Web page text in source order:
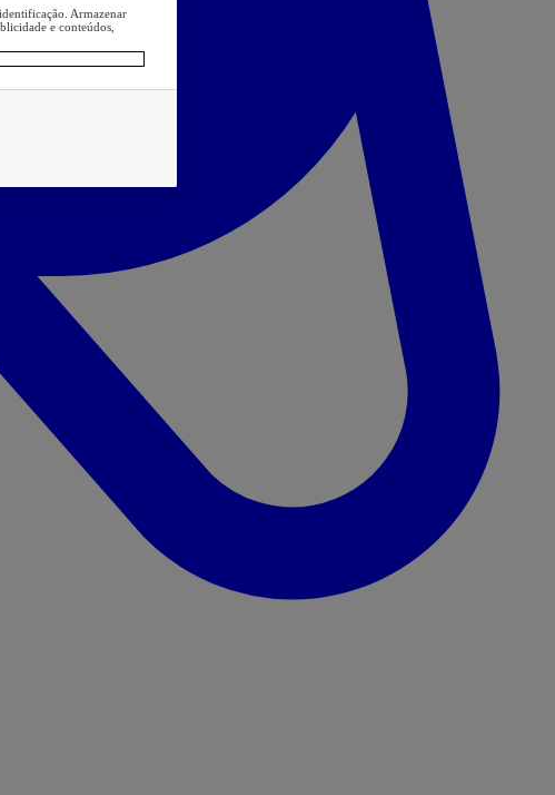
Armazenar
e conteúdos,